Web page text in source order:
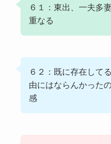
６１：東出、一夫多
重なる
６２：既に存在して
由にはならんかった
感